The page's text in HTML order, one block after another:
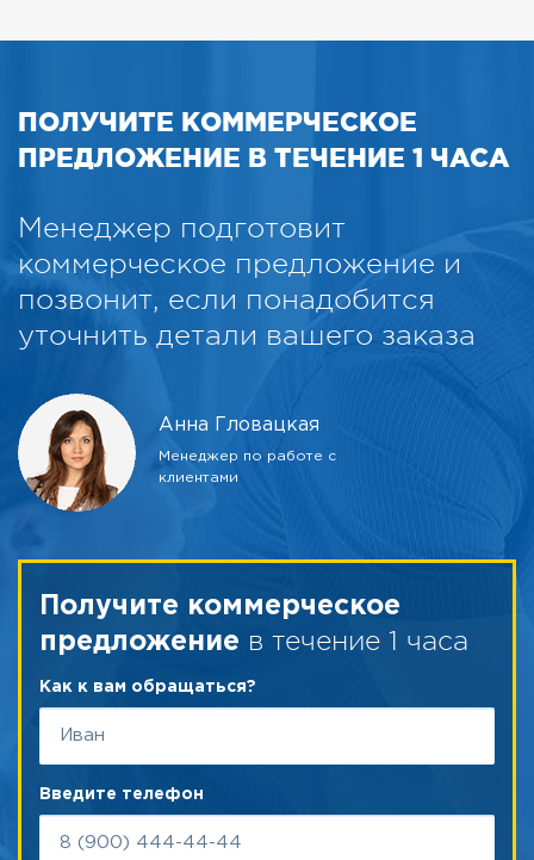
ПОЛУЧИТЕ КОММЕРЧЕСКОЕ
ПРЕДЛОЖЕНИЕ В ТЕЧЕНИЕ 1 ЧАСА
Менеджер подготовит
коммерческое предложение и
позвонит, если понадобится
уточнить детали вашего заказа
Анна Гловацкая
Менеджер по работе с
клиентами
Получите коммерческое
предложение в течение 1 часа
Как к вам обращаться?
Введите телефон